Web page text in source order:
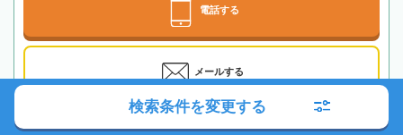
電話する
メールする
検索条件を変更する